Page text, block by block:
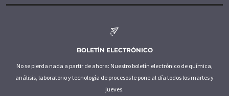
BOLETÍN ELECTRÓNICO
No se pierda nada a partir de ahora: Nuestro boletín electrónico de química,
análisis, laboratorio y tecnología de procesos le pone al día todos los martes y
jueves.